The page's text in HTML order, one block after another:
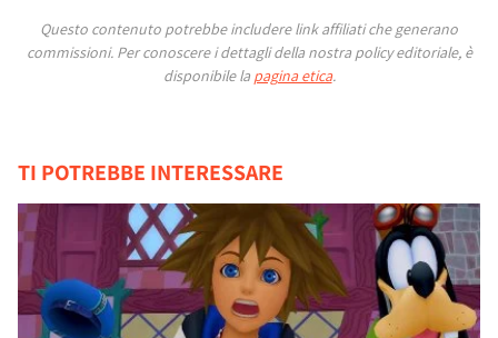
Questo contenuto potrebbe includere link affiliati che generano
commissioni. Per conoscere i dettagli della nostra policy editoriale, è
disponibile la pagina etica.
TI POTREBBE INTERESSARE